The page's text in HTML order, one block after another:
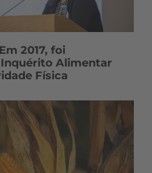
2017, foi
Inquérito Alimentar
Física